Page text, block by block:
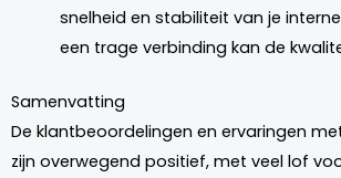
snelheid en stabiliteit van je
een trage verbinding kan de
Samenvatting
De klantbeoordelingen en ervaringen
zijn overwegend positief, met veel lof